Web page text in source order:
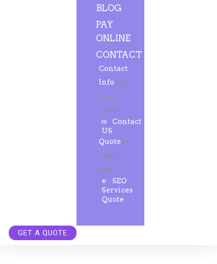
BLOG
PAY
ONLINE
CONTACT
Contact
InfoFeel
free to
contact.
Contact
US
QuoteGet
instant
quote.
SEO
Services
Quote
GET A QUOTE